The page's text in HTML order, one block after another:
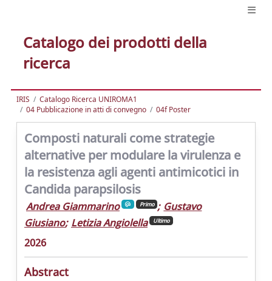
Catalogo dei prodotti della
ricerca
IRIS
Catalogo Ricerca UNIROMA1
04 Pubblicazione in atti di convegno
04f Poster
Composti naturali come strategie
alternative per modulare la virulenza e
la resistenza agli agenti antimicotici in
Candida parapsilosis
Andrea Giammarino Primo ; Gustavo
Giusiano; Letizia Angiolella Ultimo
2026
Abstract